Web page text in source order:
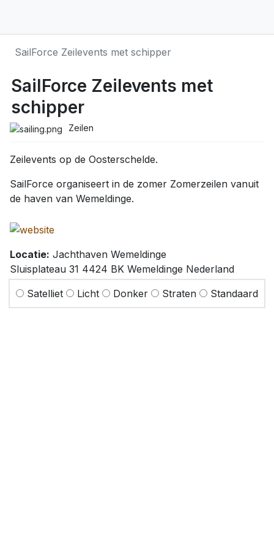
SailForce Zeilevents met schipper
SailForce Zeilevents met
schipper
Zeilen
Zeilevents op de Oosterschelde.
SailForce organiseert in de zomer Zomerzeilen vanuit
de haven van Wemeldinge.
Locatie: Jachthaven Wemeldinge
Sluisplateau 31 4424 BK Wemeldinge Nederland
Satelliet
Licht Donker Straten Standaard